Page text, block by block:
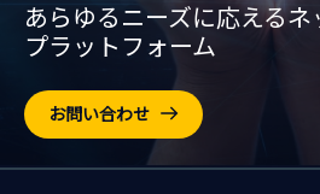
あらゆるニーズに応える
プラットフォーム
お問い合わせ